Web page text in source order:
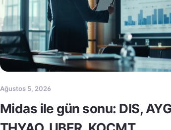
Ağustos 5, 2026
Midas ile gün sonu: DIS,